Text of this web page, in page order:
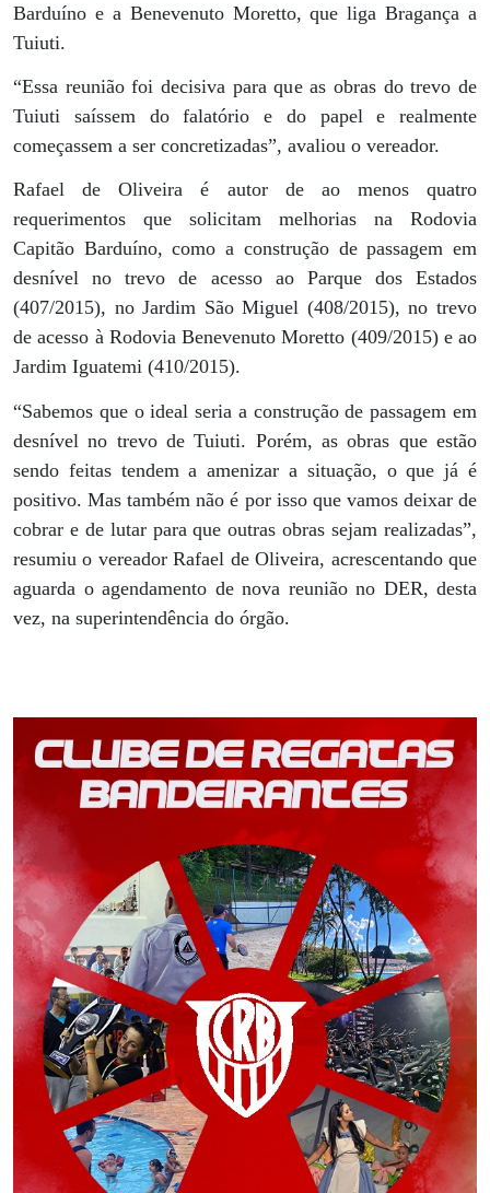
Barduíno e a Benevenuto Moretto, que liga Bragança a
Tuiuti.
“Essa reunião foi decisiva para que as obras do trevo de
Tuiuti saíssem do falatório e do papel e realmente
começassem a ser concretizadas”, avaliou o vereador.
Rafael de Oliveira é autor de ao menos quatro
requerimentos que solicitam melhorias na Rodovia
Capitão Barduíno, como a construção de passagem em
desnível no trevo de acesso ao Parque dos Estados
(407/2015), no Jardim São Miguel (408/2015), no trevo
de acesso à Rodovia Benevenuto Moretto (409/2015) e ao
Jardim Iguatemi (410/2015).
“Sabemos que o ideal seria a construção de passagem em
desnível no trevo de Tuiuti. Porém, as obras que estão
sendo feitas tendem a amenizar a situação, o que já é
positivo. Mas também não é por isso que vamos deixar de
cobrar e de lutar para que outras obras sejam realizadas”,
resumiu o vereador Rafael de Oliveira, acrescentando que
aguarda o agendamento de nova reunião no DER, desta
vez, na superintendência do órgão.